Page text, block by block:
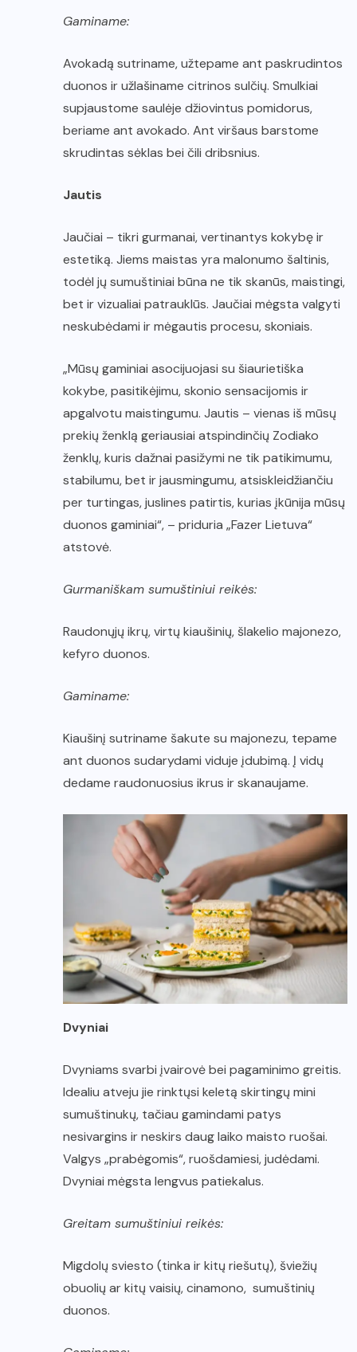
Gaminame:
Avokadą sutriname, užtepame ant paskrudintos
duonos ir užlašiname citrinos sulčių. Smulkiai
supjaustome saulėje džiovintus pomidorus,
beriame ant avokado. Ant viršaus barstome
skrudintas sėklas bei čili dribsnius.
Jautis
Jaučiai – tikri gurmanai, vertinantys kokybę ir
estetiką. Jiems maistas yra malonumo šaltinis,
todėl jų sumuštiniai būna ne tik skanūs, maistingi,
bet ir vizualiai patrauklūs. Jaučiai mėgsta valgyti
neskubėdami ir mėgautis procesu, skoniais.
„Mūsų gaminiai asocijuojasi su šiaurietiška
kokybe, pasitikėjimu, skonio sensacijomis ir
apgalvotu maistingumu. Jautis – vienas iš mūsų
prekių ženklą geriausiai atspindinčių Zodiako
ženklų, kuris dažnai pasižymi ne tik patikimumu,
stabilumu, bet ir jausmingumu, atsiskleidžiančiu
per turtingas, juslines patirtis, kurias įkūnija mūsų
duonos gaminiai“, – priduria „Fazer Lietuva“
atstovė.
Gurmaniškam sumuštiniui reikės:
Raudonųjų ikrų, virtų kiaušinių, šlakelio majonezo,
kefyro duonos.
Gaminame:
Kiaušinį sutriname šakute su majonezu, tepame
ant duonos sudarydami viduje įdubimą. Į vidų
dedame raudonuosius ikrus ir skanaujame.
Dvyniai
Dvyniams svarbi įvairovė bei pagaminimo greitis.
Idealiu atveju jie rinktųsi keletą skirtingų mini
sumuštinukų, tačiau gamindami patys
nesivargins ir neskirs daug laiko maisto ruošai.
Valgys „prabėgomis“, ruošdamiesi, judėdami.
Dvyniai mėgsta lengvus patiekalus.
Greitam sumuštiniui reikės:
Migdolų sviesto (tinka ir kitų riešutų), šviežių
obuolių ar kitų vaisių, cinamono, sumuštinių
duonos.